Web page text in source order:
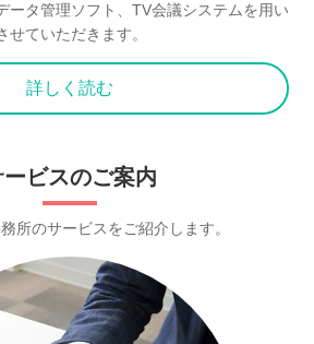
ータ管理ソフト、TV会議システムを⽤い
ていただきます。
詳しく読む
ビスのご案内
所のサービスをご紹介します。